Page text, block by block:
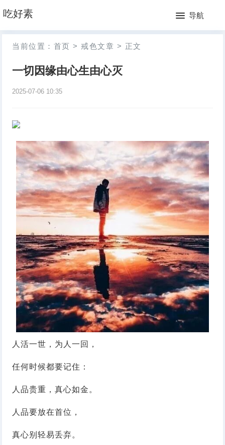
吃好素 导航
网
站
月
当前位置： 首页 > 戒色文章 > 正文
一切因缘由心生由心灭
2025-07-06 10:35
人活一世，为人一回，
任何时候都要记住：
人品贵重，真心如金。
人品要放在首位，
真心别轻易丢弃。